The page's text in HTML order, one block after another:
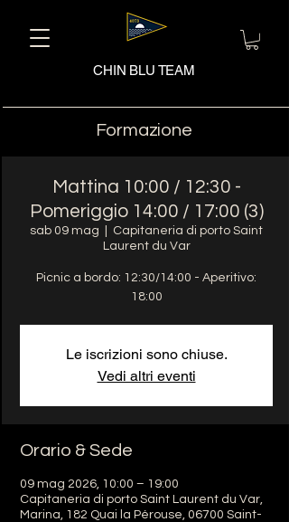
CHIN BLU TEAM
Formazione
Mattina 10:00 / 12:30 -
Pomeriggio 14:00 / 17:00 (3)
sab 09 mag
Capitaneria di porto Saint
Laurent du Var
Picnic a bordo: 12:30/14:00 - Aperitivo:
18:00
Le iscrizioni sono chiuse.
Vedi altri eventi
Orario & Sede
09 mag 2026, 10:00 – 19:00
Capitaneria di porto Saint Laurent du Var,
Marina, 182 Quai la Pérouse, 06700 Saint-